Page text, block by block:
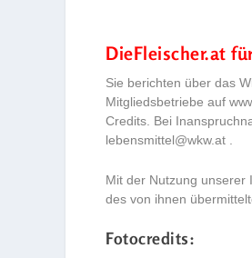
DieFleischer.at
Sie berichten über das
Mitgliedsbetriebe auf
Credits. Bei
lebensmittel@wkw.at .
Mit der Nutzung unserer
des von ihnen
Fotocredits: